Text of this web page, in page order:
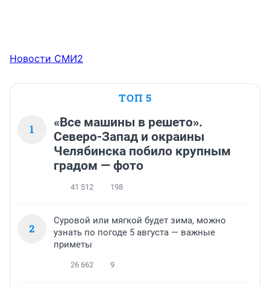
Новости СМИ2
ТОП 5
1
«Все машины в решето».
Северо-Запад и окраины
Челябинска побило крупным
градом — фото
41 512 198
2
Суровой или мягкой будет зима, можно
узнать по погоде 5 августа — важные
приметы
26 662 9